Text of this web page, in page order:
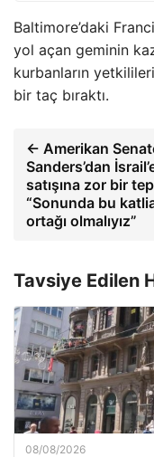
Baltimore’daki
yol açan geminin
kurbanların
bir taç bıraktı.
← Amerikan
Sanders’dan
satışına zor bir
“Sonunda bu
ortağı olmalıyız”
Tavsiye Edilen
08/08/2026